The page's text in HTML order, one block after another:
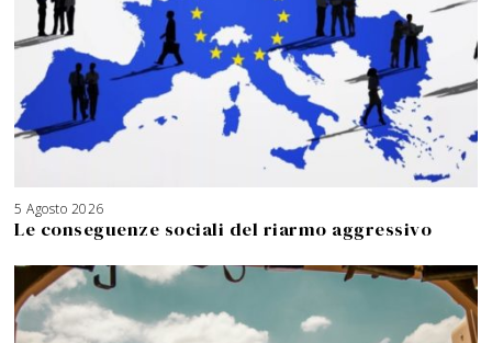
5 Agosto 2026
Le conseguenze sociali del riarmo aggressivo